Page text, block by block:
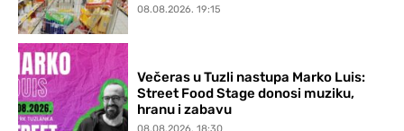
08.08.2026. 19:15
Večeras u Tuzli nastupa Marko Luis:
Street Food Stage donosi muziku,
hranu i zabavu
08.08.2026. 18:30